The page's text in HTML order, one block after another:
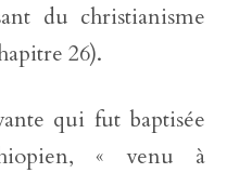
du christianisme
26).
qui fut baptisée
« venu à